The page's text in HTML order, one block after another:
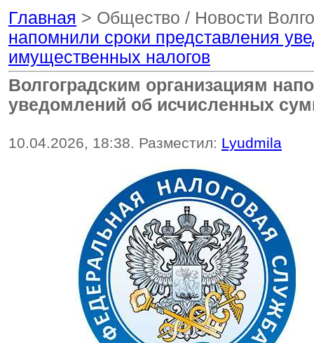
Главная > Общество / Новости
напомнили сроки представления
имущественных налогов
Волгоградским организациям
уведомлений об исчисленных
10.04.2026, 18:38. Разместил: Lyudmila